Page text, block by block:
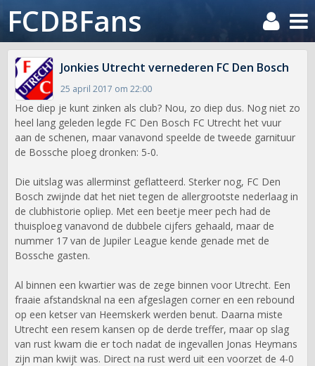
FCDBFans
Jonkies Utrecht vernederen FC Den Bosch
25 april 2017 om 22:00
Hoe diep je kunt zinken als club? Nou, zo diep dus. Nog niet zo
heel lang geleden legde FC Den Bosch FC Utrecht het vuur
aan de schenen, maar vanavond speelde de tweede garnituur
de Bossche ploeg dronken: 5-0.
Die uitslag was allerminst geflatteerd. Sterker nog, FC Den
Bosch zwijnde dat het niet tegen de allergrootste nederlaag in
de clubhistorie opliep. Met een beetje meer pech had de
thuisploeg vanavond de dubbele cijfers gehaald, maar de
nummer 17 van de Jupiler League kende genade met de
Bossche gasten.
Al binnen een kwartier was de zege binnen voor Utrecht. Een
fraaie afstandsknal na een afgeslagen corner en een rebound
op een ketser van Heemskerk werden benut. Daarna miste
Utrecht een resem kansen op de derde treffer, maar op slag
van rust kwam die er toch nadat de ingevallen Jonas Heymans
zijn man kwijt was. Direct na rust werd uit een voorzet de 4-0